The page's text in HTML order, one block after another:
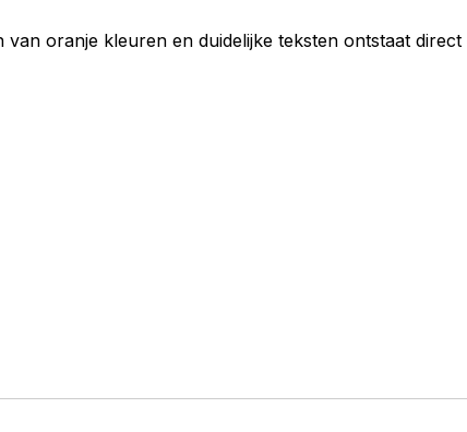
oranje kleuren en duidelijke teksten ontstaat direct